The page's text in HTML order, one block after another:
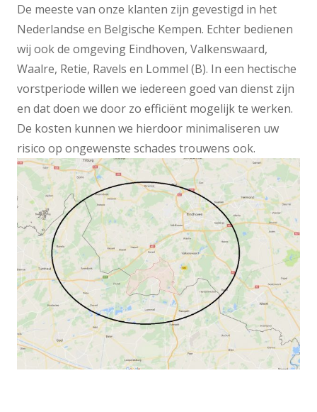
De meeste van onze klanten zijn gevestigd in het
Nederlandse en Belgische Kempen. Echter bedienen
wij ook de omgeving Eindhoven, Valkenswaard,
Waalre, Retie, Ravels en Lommel (B). In een hectische
vorstperiode willen we iedereen goed van dienst zijn
en dat doen we door zo efficiënt mogelijk te werken.
De kosten kunnen we hierdoor minimaliseren uw
risico op ongewenste schades trouwens ook.